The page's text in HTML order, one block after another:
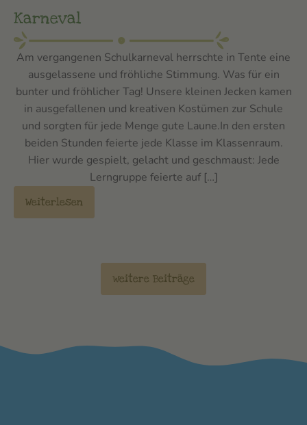
Karneval
Am vergangenen Schulkarneval herrschte in Tente eine
ausgelassene und fröhliche Stimmung. Was für ein
bunter und fröhlicher Tag! Unsere kleinen Jecken kamen
in ausgefallenen und kreativen Kostümen zur Schule
und sorgten für jede Menge gute Laune.In den ersten
beiden Stunden feierte jede Klasse im Klassenraum.
Hier wurde gespielt, gelacht und geschmaust: Jede
Lerngruppe feierte auf […]
Weiterlesen
weitere Beiträge